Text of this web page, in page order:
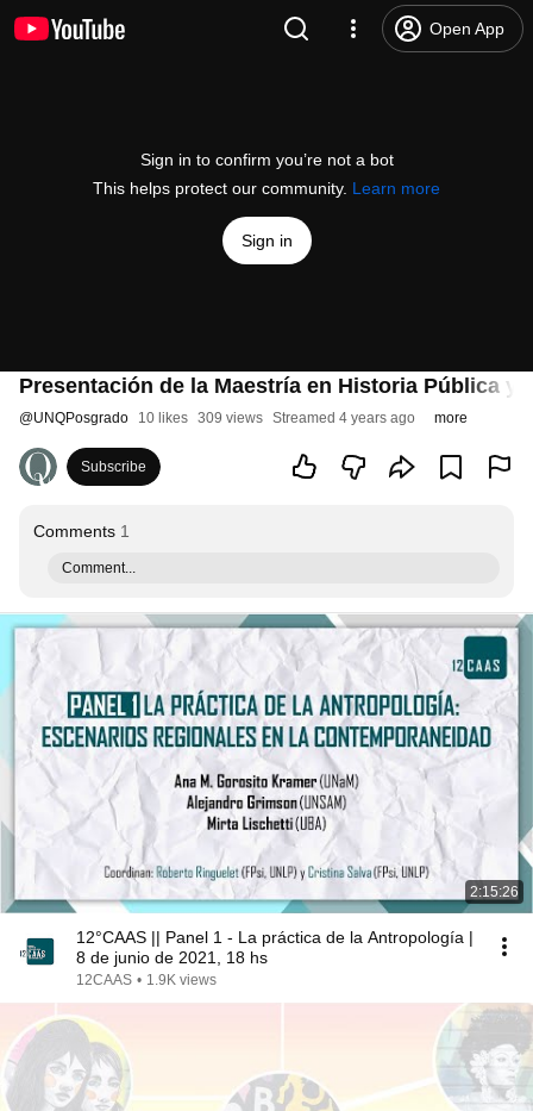
Open App
Sign in to confirm you’re not a bot
This helps protect our community. Learn more
Sign in
Presentación de la Maestría en Historia Pública y
@UNQPosgrado 10 likes 309 views Streamed 4 years ago more
Subscribe
Comments 1
Comment...
2:15:26
12°CAAS || Panel 1 - La práctica de la Antropología |
8 de junio de 2021, 18 hs
12CAAS • 1.9K views